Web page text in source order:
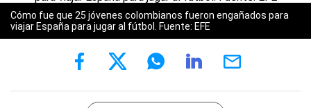
Cómo fue que 25 jóvenes colombianos fueron engañados para
viajar España para jugar al fútbol. Fuente: EFE